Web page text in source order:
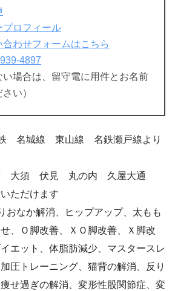
プロフィール
合わせフォームはこちら
4897
い場合は、留守電に用件とお名前
い）
鉄 名城線 東山線 名鉄瀬戸線より
大須 伏見 丸の内 久屋大通
ただけます
おなか解消、ヒップアップ、太もも
、Ｏ脚改善、ＸＯ脚改善、Ｘ脚改
エット、体脂肪減少、マスタースレ
圧トレーニング、猫背の解消、反り
せ過ぎの解消、変形性股関節症、変